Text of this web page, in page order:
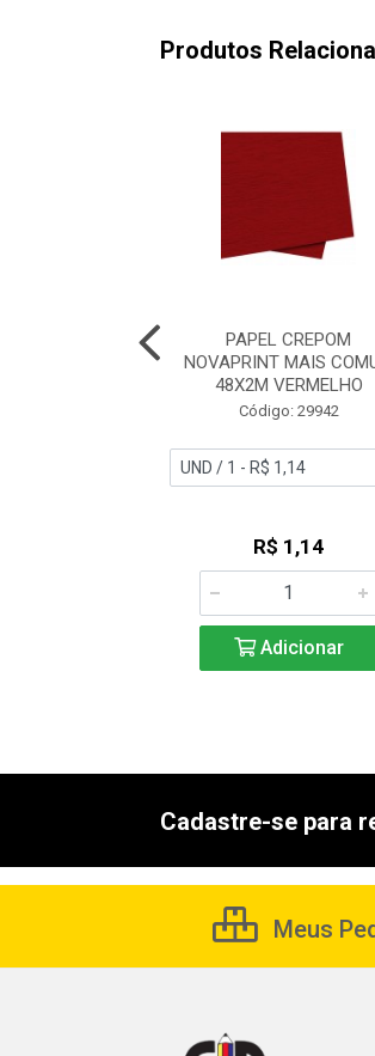
Produtos
PAPEL CREPOM
NOVAPRINT MAIS
48X2M VERMELHO
Código: 29942
R$ 1,14
Adicionar
Cadastre-se para
Meus